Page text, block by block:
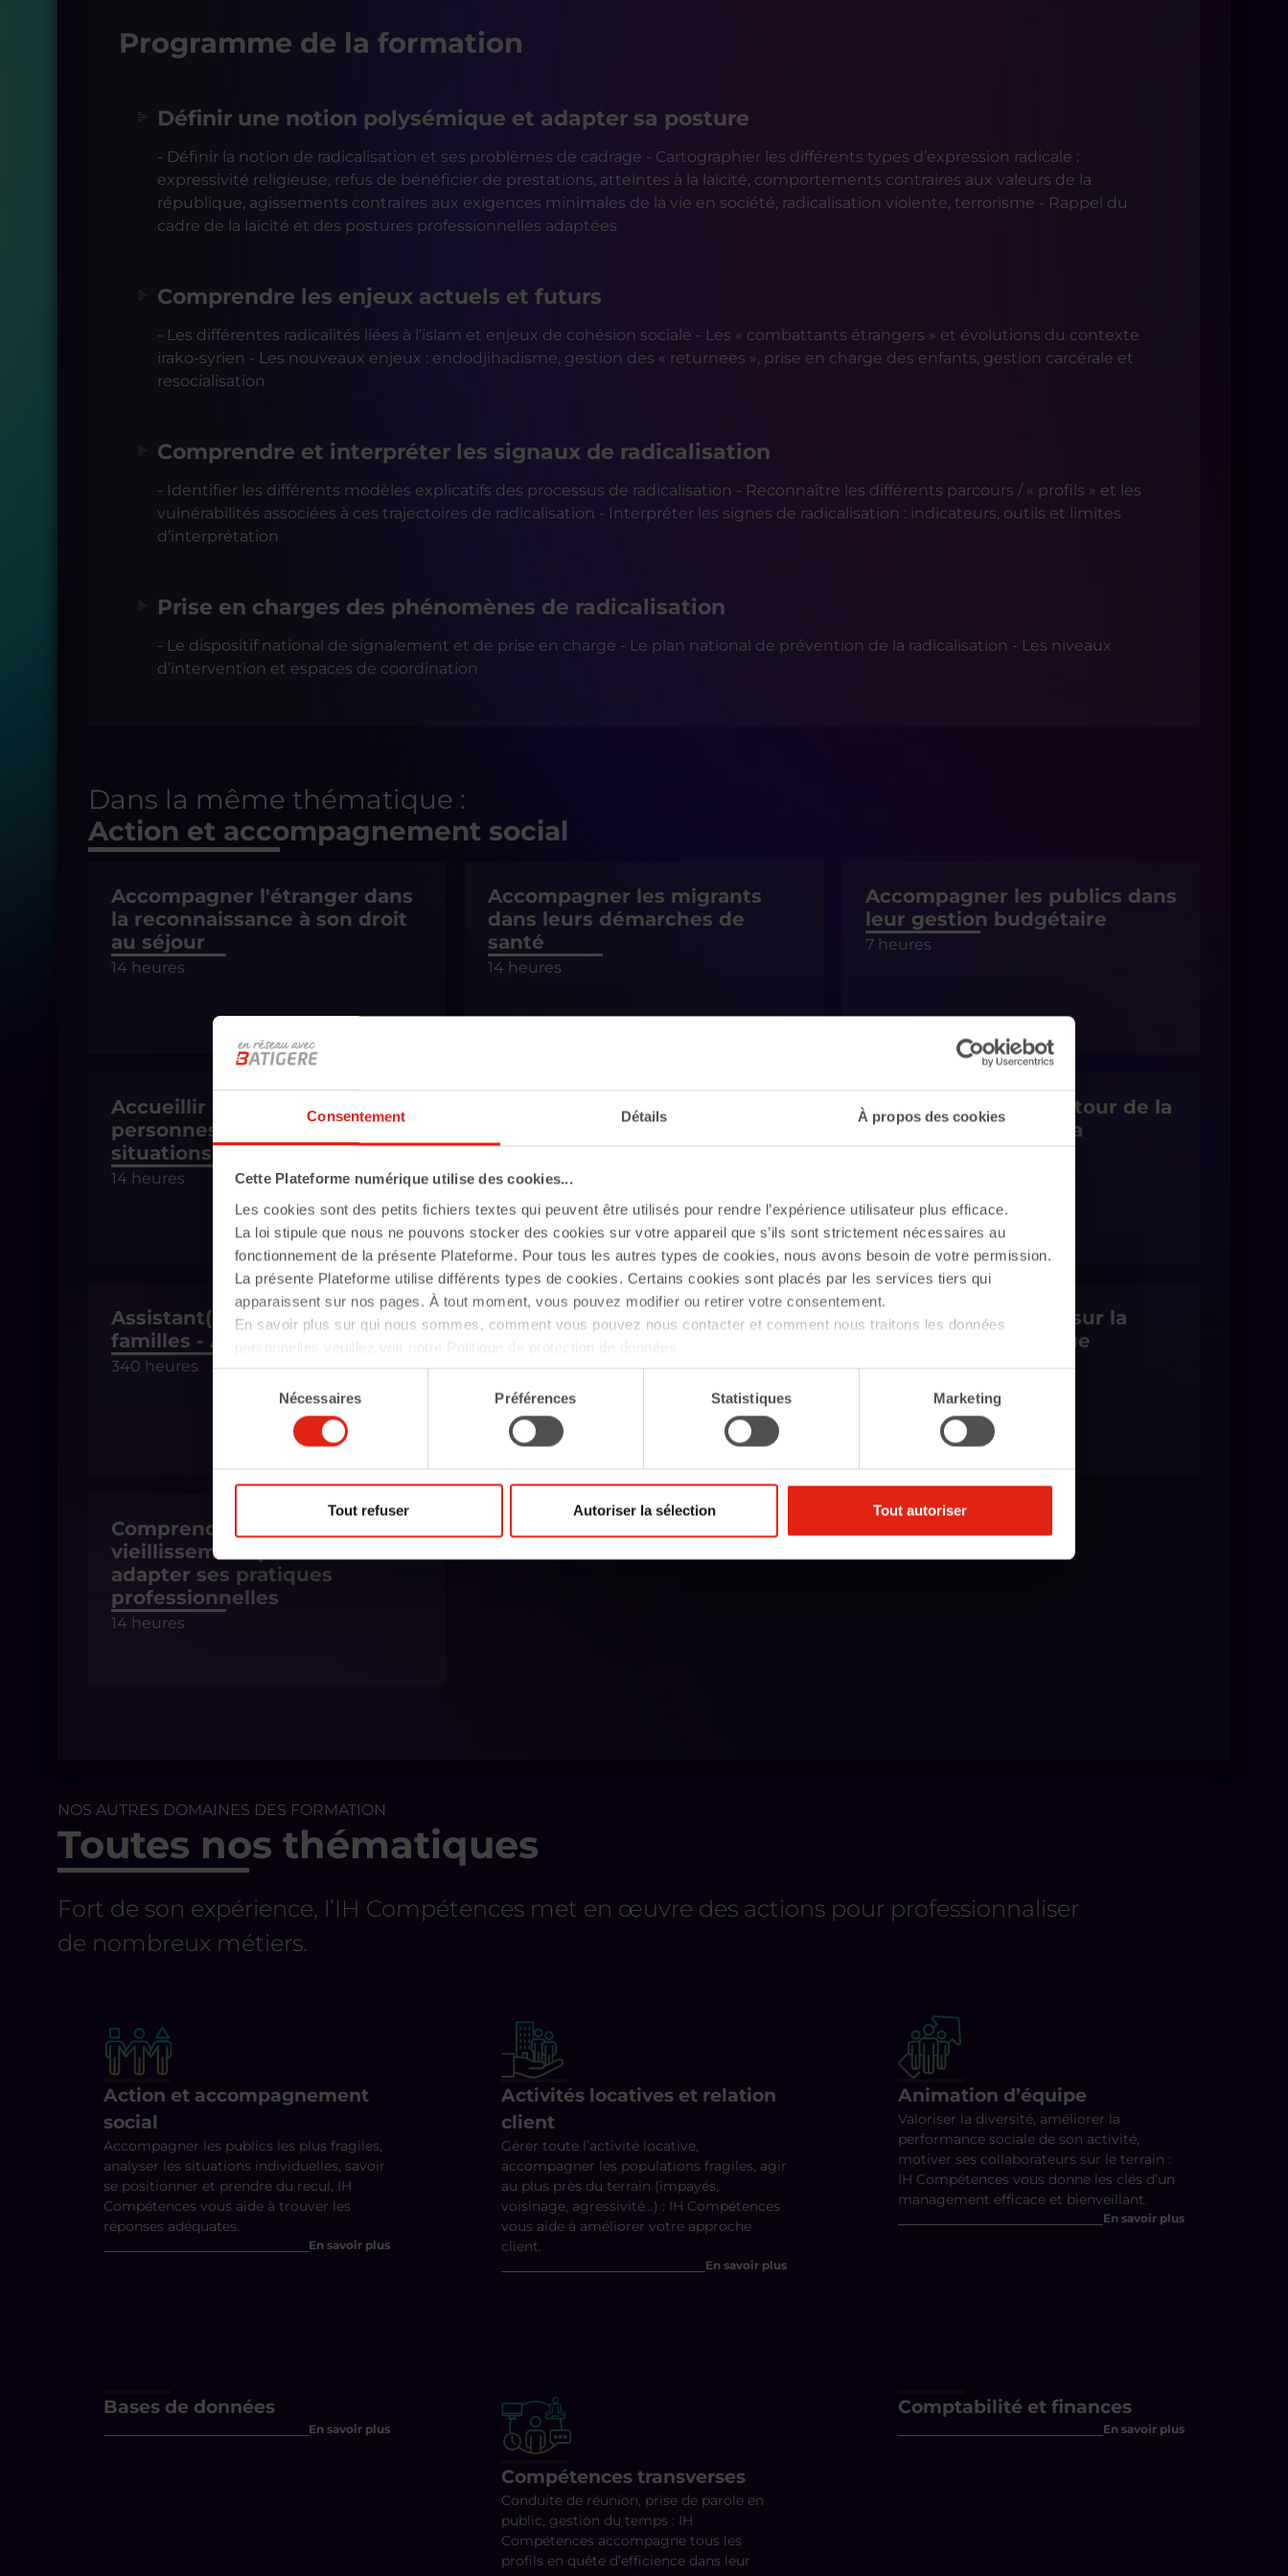
Consentement Détails À propos des cookies
Cette Plateforme numérique utilise des cookies...
Les cookies sont des petits fichiers textes qui peuvent être utilisés pour rendre l’expérience utilisateur plus efficace.
La loi stipule que nous ne pouvons stocker des cookies sur votre appareil que s’ils sont strictement nécessaires au
fonctionnement de la présente Plateforme. Pour tous les autres types de cookies, nous avons besoin de votre permission.
La présente Plateforme utilise différents types de cookies. Certains cookies sont placés par les services tiers qui
apparaissent sur nos pages. À tout moment, vous pouvez modifier ou retirer votre consentement.
En savoir plus sur qui nous sommes, comment vous pouvez nous contacter et comment nous traitons les données
personnelles veuillez voir notre Politique de protection de données.
consentement
Nécessaires Préférences Statistiques Marketing
Tout refuser Autoriser la sélection Tout autoriser
Programme de la formation
Définir une notion polysémique et adapter sa posture
- Définir la notion de radicalisation et ses problèmes de cadrage - Cartographier les différents types d’expression radicale :
expressivité religieuse, refus de bénéficier de prestations, atteintes à la laïcité, comportements contraires aux valeurs de la
république, agissements contraires aux exigences minimales de la vie en société, radicalisation violente, terrorisme - Rappel du
cadre de la laïcité et des postures professionnelles adaptées
Comprendre les enjeux actuels et futurs
- Les différentes radicalités liées à l’islam et enjeux de cohésion sociale - Les « combattants étrangers » et évolutions du contexte
irako-syrien - Les nouveaux enjeux : endodjihadisme, gestion des « returnees », prise en charge des enfants, gestion carcérale et
resocialisation
Comprendre et interpréter les signaux de radicalisation
- Identifier les différents modèles explicatifs des processus de radicalisation - Reconnaître les différents parcours / « profils » et les
vulnérabilités associées à ces trajectoires de radicalisation - Interpréter les signes de radicalisation : indicateurs, outils et limites
d’interprétation
Prise en charges des phénomènes de radicalisation
- Le dispositif national de signalement et de prise en charge - Le plan national de prévention de la radicalisation - Les niveaux
d’intervention et espaces de coordination
Dans la même thématique :
Action et accompagnement social
Accompagner l'étranger dans
la reconnaissance à son droit
au séjour
14 heures
Accompagner les migrants
dans leurs démarches de
santé
14 heures
Accompagner les publics dans
leur gestion budgétaire
7 heures
Accueillir et accompagner des
personnes connaissant des
situations addictives
14 heures
Aller vers : les défis d'une
Animer un atelier autour de la
vie en France et de la
Citoyenneté
Assistant(e) de vie aux
familles - ADVF
340 heures
Attributions : aspects
juridiques du logement des
étrangers
7 heures
Comprendre et agir sur la
précarité énergétique
14 heures
Comprendre et tester le
vieillissement pour mieux
adapter ses pratiques
professionnelles
14 heures
NOS AUTRES DOMAINES DES FORMATION
Toutes nos thématiques
Fort de son expérience, l’IH Compétences met en œuvre des actions pour professionnaliser
de nombreux métiers.
Action et accompagnement
social
Accompagner les publics les plus fragiles,
analyser les situations individuelles, savoir
se positionner et prendre du recul, IH
Compétences vous aide à trouver les
réponses adéquates.
En savoir plus
Activités locatives et relation
client
Gérer toute l’activité locative,
accompagner les populations fragiles, agir
au plus près du terrain (impayés,
voisinage, agressivité…) : IH Compétences
vous aide à améliorer votre approche
client.
En savoir plus
Animation d’équipe
Valoriser la diversité, améliorer la
performance sociale de son activité,
motiver ses collaborateurs sur le terrain :
IH Compétences vous donne les clés d’un
management efficace et bienveillant.
En savoir plus
Bases de données
En savoir plus
Compétences transverses
Conduite de réunion, prise de parole en
public, gestion du temps : IH
Compétences accompagne tous les
profils en quête d’efficience dans leur
Comptabilité et finances
En savoir plus